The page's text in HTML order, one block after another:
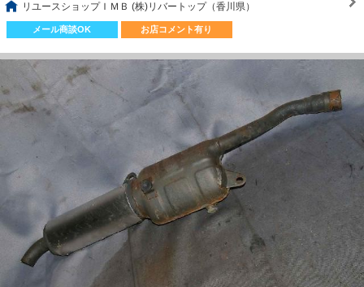
リユースショップＩＭＢ (株)リバートップ（香川県）
メール商談OK お店コメント有り